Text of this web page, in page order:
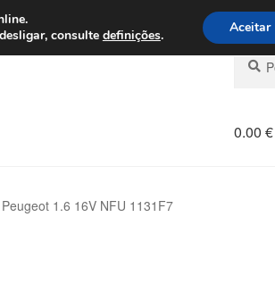
Seg-Sex, das 9h às 16h
por:
0.00 €
1.6 16V NFU 1131F7
consulte definições. Aceitar